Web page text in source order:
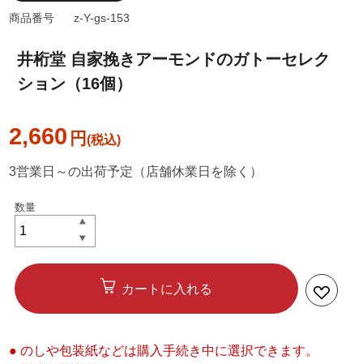
井桁堂 自家挽きアーモンドのガトーセレク
ション（16個）
2,660 円
商品番号 z-Y-gs-153
3営業日～の出荷予定（店舗休業日を除く）
カートに入れる
● のしや包装紙などは購入手続き中に選択できます。